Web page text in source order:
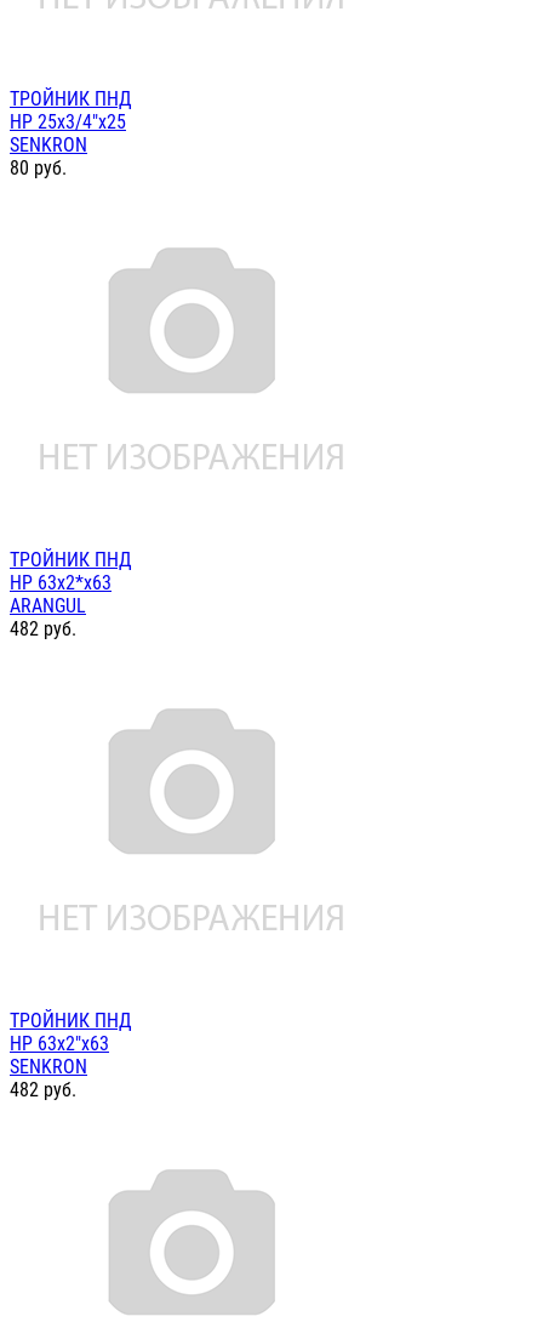
ТРОЙНИК ПНД
НР 25х3/4"х25
SENKRON
80 руб.
ТРОЙНИК ПНД
НР 63х2*х63
ARANGUL
482 руб.
ТРОЙНИК ПНД
НР 63х2"х63
SENKRON
482 руб.